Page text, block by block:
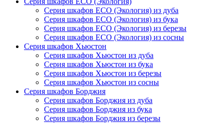
Серия шкафов ECO (Экология) из дуба
Серия шкафов ECO (Экология) из бука
Серия шкафов ECO (Экология) из березы
Серия шкафов ECO (Экология) из сосны
Серия шкафов Хьюстон
Серия шкафов Хьюстон из дуба
Серия шкафов Хьюстон из бука
Серия шкафов Хьюстон из березы
Серия шкафов Хьюстон из сосны
Серия шкафов Борджия
Серия шкафов Борджия из дуба
Серия шкафов Борджия из бука
Серия шкафов Борджия из березы